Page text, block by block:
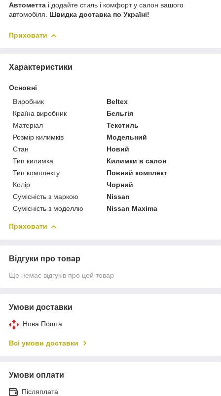
Автометта і додайте стиль і комфорт у салон вашого
автомобіля. Швидка доставка по Україні!
Приховати
Характеристики
Основні
Виробник
Beltex
Країна виробник
Бельгія
Матеріал
Текстиль
Розмір килимків
Модельний
Стан
Новий
Тип килимка
Килимки в салон
Тип комплекту
Повний комплект
Колір
Чорний
Сумісність з маркою
Nissan
Сумісність з моделлю
Nissan Maxima
Приховати
Відгуки про товар
Ще немає відгуків про цей товар
Умови доставки
Нова Пошта
Всі умови доставки
Умови оплати
Післяплата